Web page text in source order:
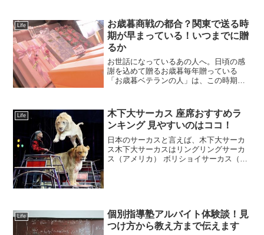
ってないね」と言われたい。...
Life
お歳暮商戦の都合？関東で送る時
期が早まっている！いつまでに贈
るか
お世話になっているあの人へ。日頃の感
謝を込めて贈るお歳暮毎年贈っている
「お歳暮ベテランの人」は、この時期に
に、どのくらいの値段のものを送れば良
いかわからない！という事で、...
Life
木下大サーカス 座席おすすめラ
ンキング 見やすいのはココ！
日本のサーカスと言えば、木下大サーカ
ス木下大サーカスはリングリングサーカ
ス（アメリカ） ボリショイサーカス（ロ
Life
個別指導塾アルバイト体験談！見
つけ方から教え方まで伝えます